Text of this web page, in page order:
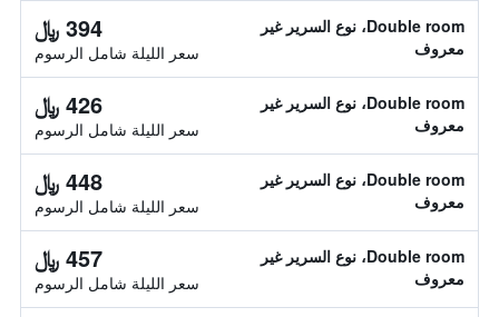
Double room، نوع السرير غير
معروف
394 ﷼
سعر الليلة شامل الرسوم
Double room، نوع السرير غير
معروف
426 ﷼
سعر الليلة شامل الرسوم
Double room، نوع السرير غير
معروف
448 ﷼
سعر الليلة شامل الرسوم
Double room، نوع السرير غير
معروف
457 ﷼
سعر الليلة شامل الرسوم